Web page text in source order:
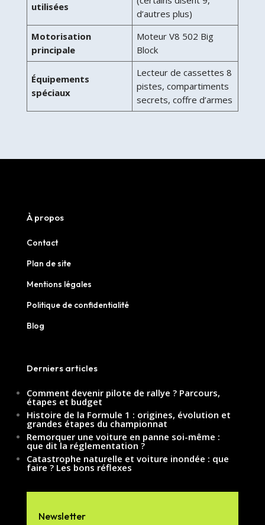
utilisées
d’autres plus)
Motorisation
principale
Moteur V8 502 Big
Block
Équipements
spéciaux
Lecteur de cassettes 8
pistes, compartiments
secrets, coffre d’armes
À propos
Contact
Plan de site
Mentions légales
Politique de confidentialité
Blog
Derniers articles
Comment devenir pilote de rallye ? Parcours,
étapes et budget
Histoire de la Formule 1 : origines, évolution et
grandes étapes du championnat
Remorquer une voiture en panne soi-même :
que dit la réglementation ?
Catastrophe naturelle et voiture inondée : que
faire ? Les bons réflexes
Newsletter